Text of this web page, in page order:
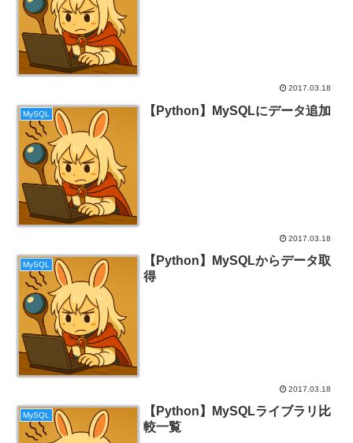
2017.03.18
MySQL 【Python】MySQLにデータ追加
2017.03.18
MySQL
【Python】MySQLからデータ取
得
2017.03.18
MySQL
【Python】MySQLライブラリ比
較一覧